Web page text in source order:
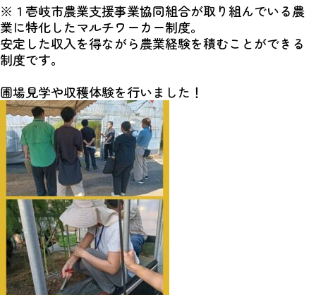
※１壱岐市農業支援事業協同組合が取り組んでいる農
業に特化したマルチワーカー制度。
安定した収入を得ながら農業経験を積むことができる
制度です。
圃場見学や収穫体験を行いました！